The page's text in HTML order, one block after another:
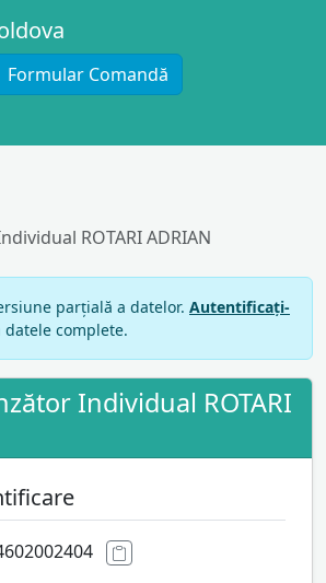
Formular Comandă
ROTARI ADRIAN
parțială a datelor. Autentificați-
complete.
Individual ROTARI